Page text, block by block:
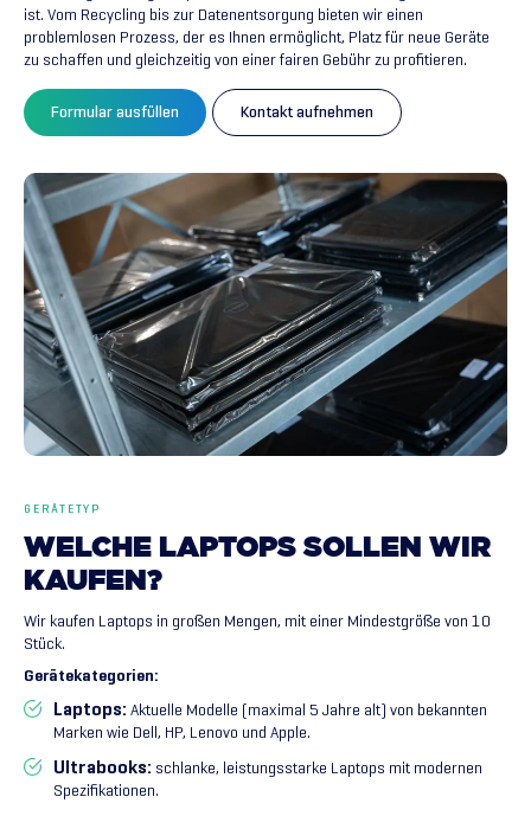
ist. Vom Recycling bis zur Datenentsorgung bieten wir einen
problemlosen Prozess, der es Ihnen ermöglicht, Platz für neue Geräte
zu schaffen und gleichzeitig von einer fairen Gebühr zu profitieren.
Formular ausfüllen Kontakt aufnehmen
GERÄTETYP
WELCHE LAPTOPS SOLLEN WIR
KAUFEN?
Wir kaufen Laptops in großen Mengen, mit einer Mindestgröße von 10
Stück.
Gerätekategorien:
Laptops: Aktuelle Modelle (maximal 5 Jahre alt) von bekannten
Marken wie Dell, HP, Lenovo und Apple.
Ultrabooks: schlanke, leistungsstarke Laptops mit modernen
Spezifikationen.